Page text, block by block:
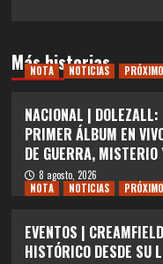
Más historias
NOTA NOTICIAS
NACIONAL |
PRIMER ÁLBUM EN
DE GUERRA, MISTERIO
8 agosto, 2026
NOTA
NOTICIAS
EVENTOS |
HISTÓRICO DESDE SU